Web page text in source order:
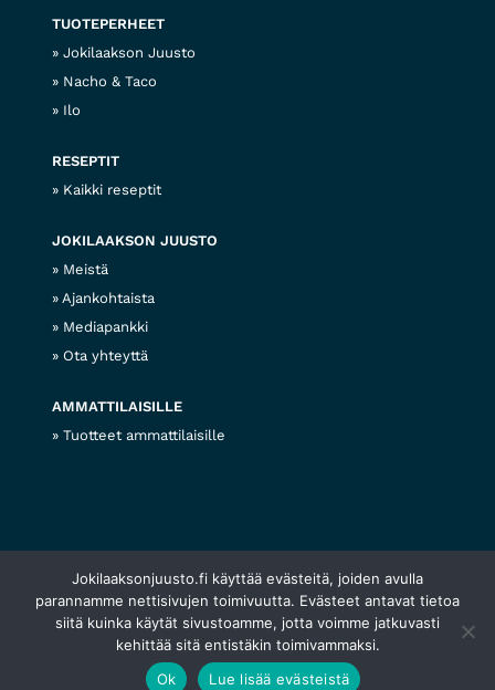
TUOTEPERHEET
Jokilaakson Juusto
Nacho & Taco
Ilo
RESEPTIT
Kaikki reseptit
JOKILAAKSON JUUSTO
Meistä
Ajankohtaista
Mediapankki
Ota yhteyttä
AMMATTILAISILLE
Tuotteet ammattilaisille
© 2026 Jokilaakson juustoTietosuojaseloste
Evästekäytännöt
Web design
Jokilaaksonjuusto.fi käyttää evästeitä, joiden avulla
parannamme nettisivujen toimivuutta. Evästeet antavat tietoa
siitä kuinka käytät sivustoamme, jotta voimme jatkuvasti
kehittää sitä entistäkin toimivammaksi.
Ok
Lue lisää evästeistä